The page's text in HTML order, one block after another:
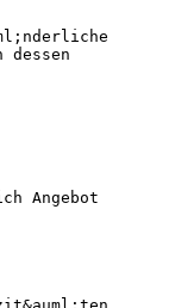
dessen
Angebot